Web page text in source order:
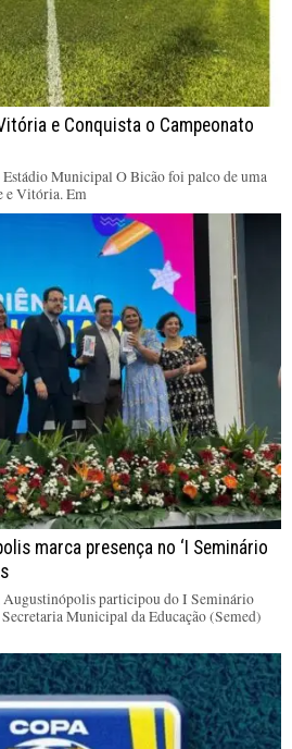
e Conquista o Campeonato
Municipal O Bicão foi palco de uma
e Vitória. Em
marca presença no ‘I Seminário
Augustinópolis participou do I Seminário
Municipal da Educação (Semed)